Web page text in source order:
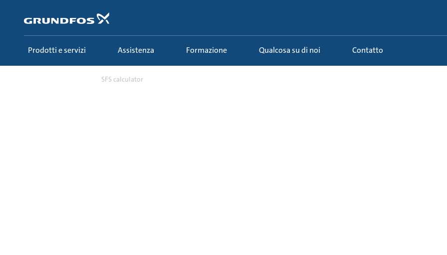
Prodotti e servizi
Assistenza Formazione Qualcosa su di noi Contatto
SFS calculator